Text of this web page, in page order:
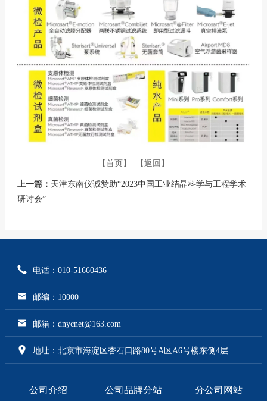
【首页】 【返回】
上一篇： 天津东南仪诚赞助“2023中国工业结晶科学与工程学术
研讨会”
电话：010-51660436
邮编：10000
邮箱：dnycnet@163.com
地址：北京市海淀区杏石口路80号A区A6号楼东侧4层
公司介绍 公司品牌分站 分公司网站